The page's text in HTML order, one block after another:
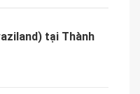
tại Thành